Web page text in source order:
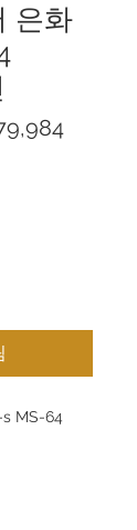
은화
s MS-64